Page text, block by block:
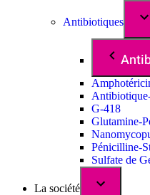
Antibiotiques
G-418
Glutamine-
Pénicilline-
Sulfate de
La société